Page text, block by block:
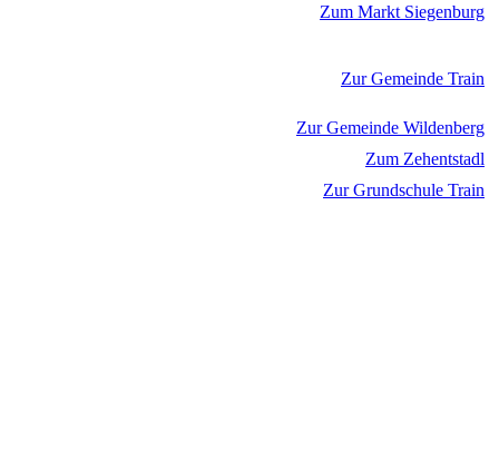
Zum Markt Siegenburg
Zur Gemeinde Train
Zur Gemeinde Wildenberg
Zum Zehentstadl
Zur Grundschule Train